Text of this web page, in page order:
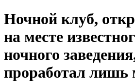
Ночной клуб,
на месте
ночного
проработал лишь